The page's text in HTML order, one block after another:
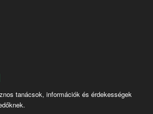
tanácsok, információk és érdekességek